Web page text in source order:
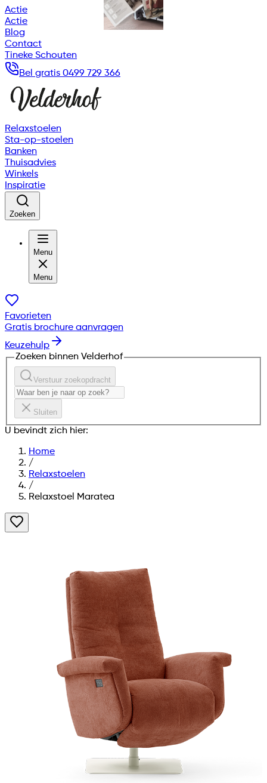
Actie
Actie
Blog
Contact
Tineke Schouten
Bel gratis 0499 729 366
Relaxstoelen
Sta-op-stoelen
Banken
Thuisadvies
Winkels
Inspiratie
Zoeken
Menu
Menu
Favorieten
Gratis brochure aanvragen
Keuzehulp
Zoeken binnen Velderhof
Verstuur zoekopdracht
Sluiten
U bevindt zich hier:
Home
/
Relaxstoelen
/
Relaxstoel Maratea